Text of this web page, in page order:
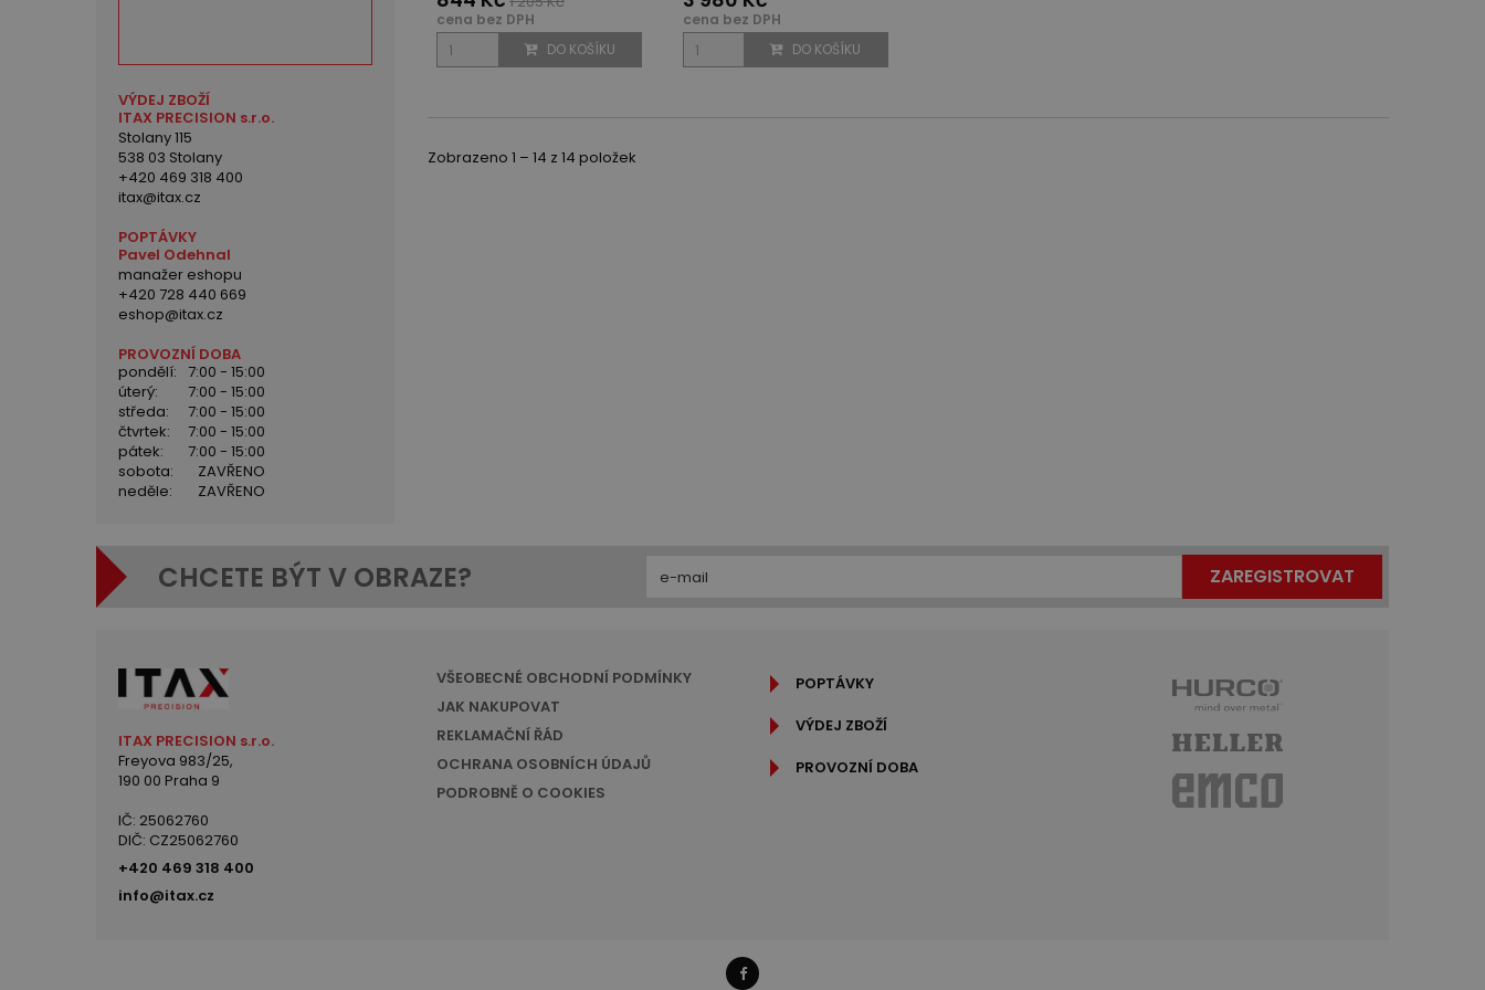
VÝDEJ ZBOŽÍ
ITAX PRECISION s.r.o.
Stolany 115
538 03 Stolany
+420 469 318 400
itax@itax.cz
POPTÁVKY
Pavel Odehnal
manažer eshopu
+420 728 440 669
eshop@itax.cz
PROVOZNÍ DOBA
pondělí:
7:00 - 15:00
úterý:
7:00 - 15:00
středa:
7:00 - 15:00
čtvrtek:
7:00 - 15:00
pátek:
7:00 - 15:00
sobota:
ZAVŘENO
neděle:
ZAVŘENO
cena bez DPH
DO KOŠÍKU
cena bez DPH
DO KOŠÍKU
Zobrazeno 1 – 14 z 14 položek
CHCETE BÝT V OBRAZE? ZAREGISTROVAT
ITAX PRECISION s.r.o.
Freyova 983/25,
190 00 Praha 9
IČ: 25062760
DIČ: CZ25062760
+420 469 318 400
info@itax.cz
VŠEOBECNÉ OBCHODNÍ PODMÍNKY
JAK NAKUPOVAT
REKLAMAČNÍ ŘÁD
OCHRANA OSOBNÍCH ÚDAJŮ
PODROBNĚ O COOKIES
POPTÁVKY
VÝDEJ ZBOŽÍ
PROVOZNÍ DOBA